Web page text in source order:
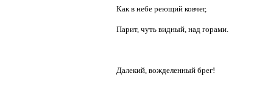
Как в небе реющий ковчег,
Парит, чуть видный, над горами.
Далекий, вожделенный брег!